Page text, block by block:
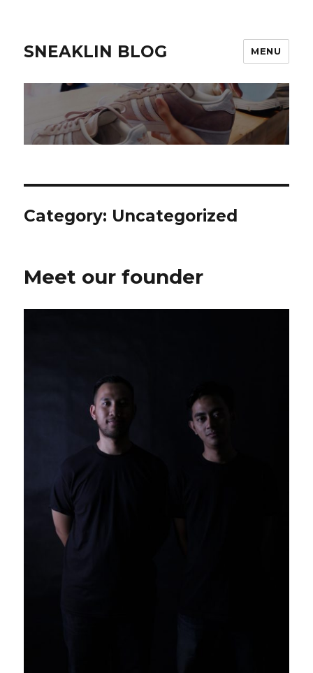
SNEAKLIN BLOG MENU
Category: Uncategorized
Meet our founder